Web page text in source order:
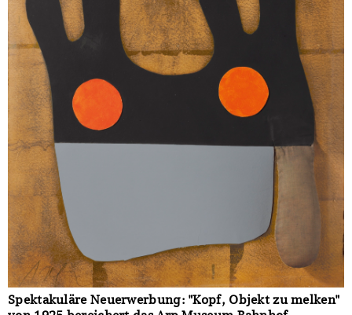
Spektakuläre Neuerwerbung: "Kopf, Objekt zu melken"